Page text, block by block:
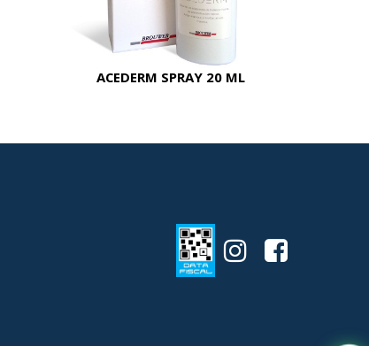
ACEDERM SPRAY 20 ML